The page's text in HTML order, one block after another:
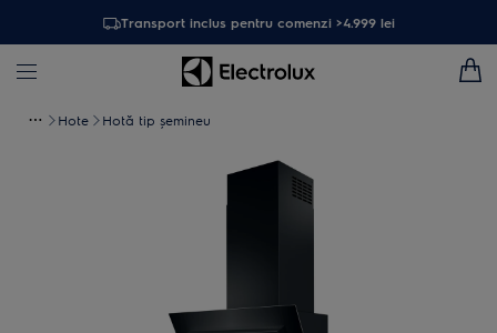
Transport inclus pentru comenzi >4.999 lei
Hote Hotă tip șemineu